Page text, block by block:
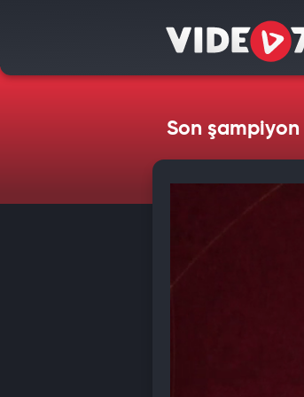
Son şampiyon